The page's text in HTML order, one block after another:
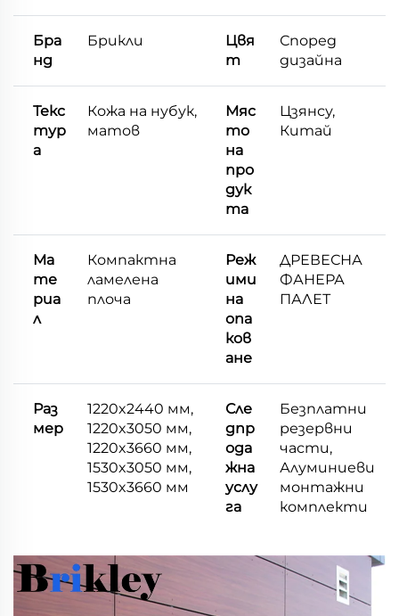
Бра
нд
Брикли
Цвя
т
Според
дизайна
Текс
тур
а
Кожа на нубук,
матов
Мяс
то
на
про
дук
та
Цзянсу,
Китай
Ма
те
риа
л
Компактна
ламелена
плоча
Реж
ими
на
опа
ков
ане
ДРЕВЕСНА
ФАНЕРА
ПАЛЕТ
Раз
мер
1220x2440 мм,
1220x3050 мм,
1220x3660 мм,
1530x3050 мм,
1530x3660 мм
Сле
дпр
ода
жна
услу
га
Безплатни
резервни
части,
Алуминиеви
монтажни
комплекти